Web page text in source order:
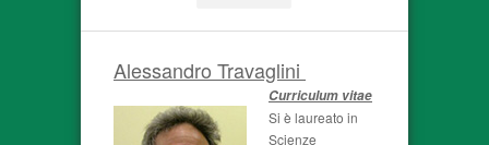
Alessandro Travaglini
Curriculum vitae
Si è laureato in
Scienze